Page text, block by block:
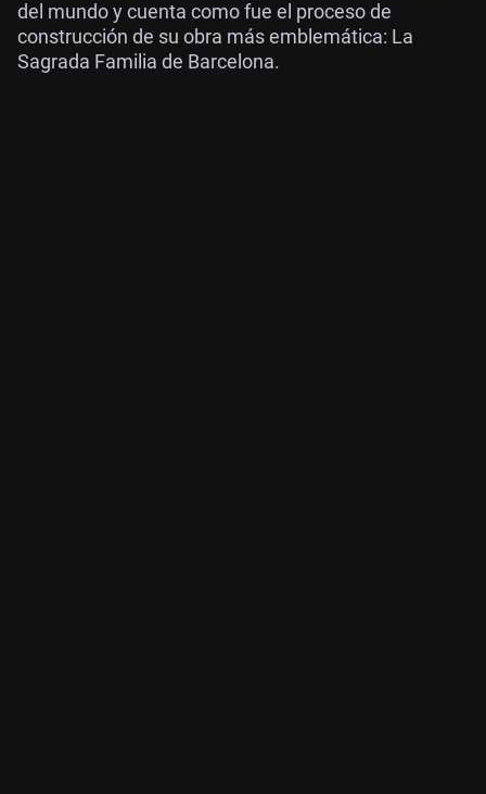
del mundo y cuenta como fue el proceso de
construcción de su obra más emblemática: La
Sagrada Familia de Barcelona.